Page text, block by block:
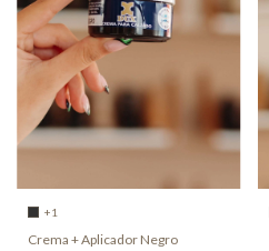
+1
Crema + Aplicador Negro